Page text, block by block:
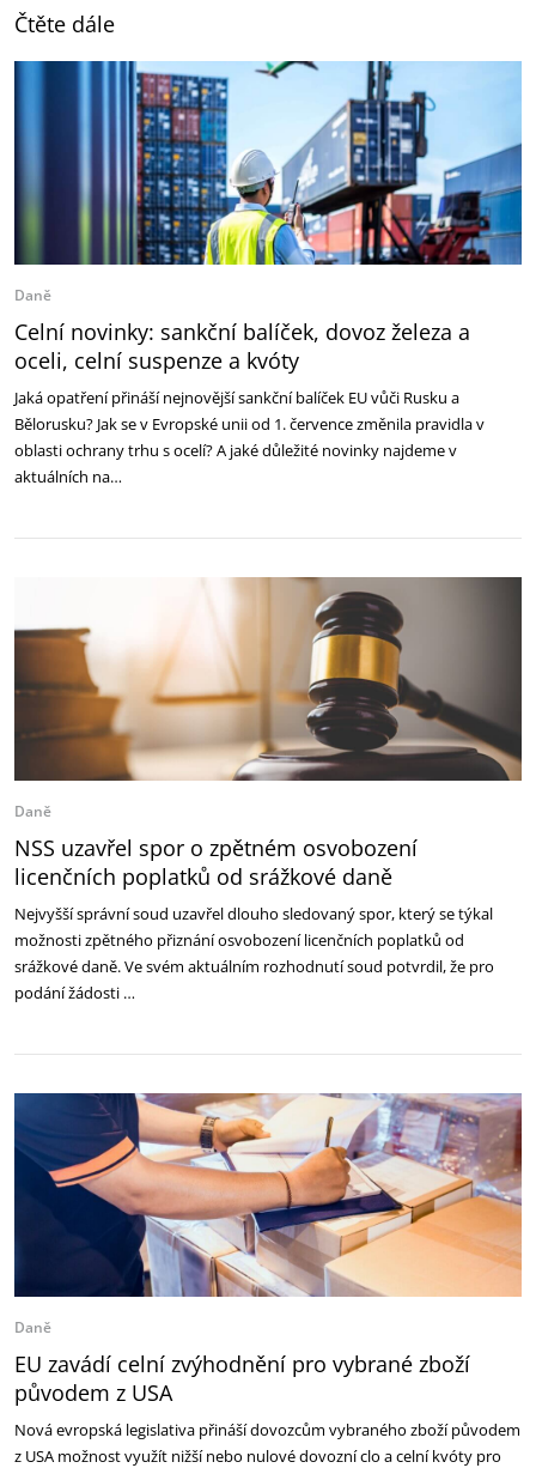
Čtěte dále
Daně
Celní novinky: sankční balíček, dovoz železa a
oceli, celní suspenze a kvóty
Jaká opatření přináší nejnovější sankční balíček EU vůči Rusku a
Bělorusku? Jak se v Evropské unii od 1. července změnila pravidla v
oblasti ochrany trhu s ocelí? A jaké důležité novinky najdeme v
aktuálních na…
Daně
NSS uzavřel spor o zpětném osvobození
licenčních poplatků od srážkové daně
Nejvyšší správní soud uzavřel dlouho sledovaný spor, který se týkal
možnosti zpětného přiznání osvobození licenčních poplatků od
srážkové daně. Ve svém aktuálním rozhodnutí soud potvrdil, že pro
podání žádosti …
Daně
EU zavádí celní zvýhodnění pro vybrané zboží
původem z USA
Nová evropská legislativa přináší dovozcům vybraného zboží původem
z USA možnost využít nižší nebo nulové dovozní clo a celní kvóty pro